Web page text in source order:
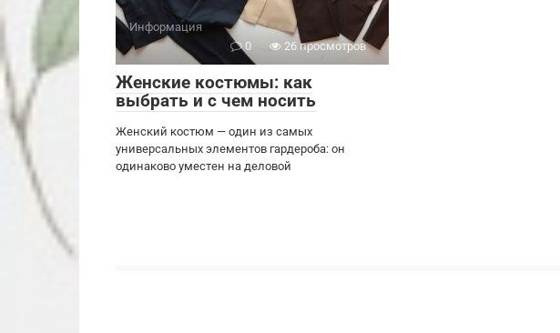
Информация
0
26 просмотров
Женские костюмы: как
выбрать и с чем носить
Женский костюм — один из самых
универсальных элементов гардероба: он
одинаково уместен на деловой